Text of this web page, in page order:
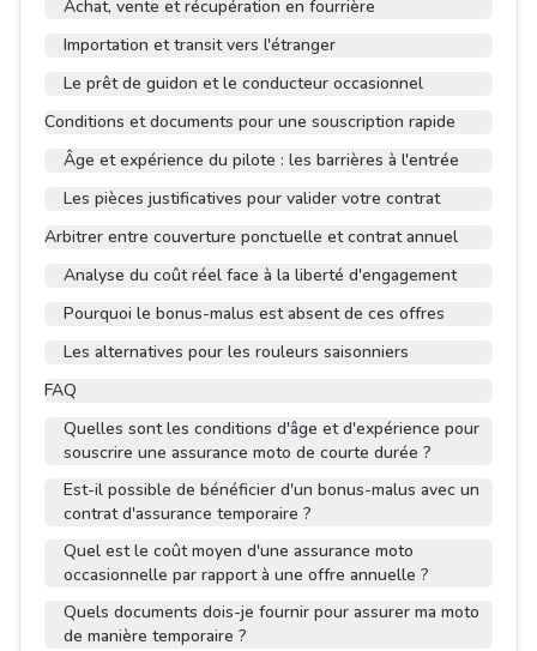
Achat, vente et récupération en fourrière
Importation et transit vers l'étranger
Le prêt de guidon et le conducteur occasionnel
Conditions et documents pour une souscription rapide
Âge et expérience du pilote : les barrières à l'entrée
Les pièces justificatives pour valider votre contrat
Arbitrer entre couverture ponctuelle et contrat annuel
Analyse du coût réel face à la liberté d'engagement
Pourquoi le bonus-malus est absent de ces offres
Les alternatives pour les rouleurs saisonniers
FAQ
Quelles sont les conditions d'âge et d'expérience pour
souscrire une assurance moto de courte durée ?
Est-il possible de bénéficier d'un bonus-malus avec un
contrat d'assurance temporaire ?
Quel est le coût moyen d'une assurance moto
occasionnelle par rapport à une offre annuelle ?
Quels documents dois-je fournir pour assurer ma moto
de manière temporaire ?